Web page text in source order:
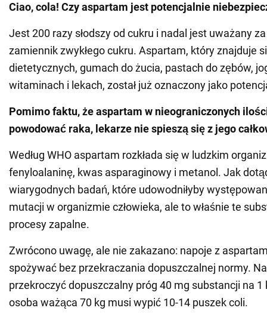
Ciao, cola! Czy aspartam jest potencjalnie
Jest 200 razy słodszy od cukru i nadal jest uważany
zamiennik zwykłego cukru. Aspartam, który znajduje
dietetycznych, gumach do żucia, pastach do zębów,
witaminach i lekach, został już oznaczony jako
Pomimo faktu, że aspartam w nieograniczonych
powodować raka, lekarze nie spieszą się z jego
Według WHO aspartam rozkłada się w ludzkim
fenyloalaninę, kwas asparaginowy i metanol. Jak
wiarygodnych badań, które udowodniłyby
mutacji w organizmie człowieka, ale to właśnie te
procesy zapalne.
Zwrócono uwagę, ale nie zakazano: napoje z
spożywać bez przekraczania dopuszczalnej normy. Na
przekroczyć dopuszczalny próg 40 mg substancji na 1
osoba ważąca 70 kg musi wypić 10-14 puszek coli.